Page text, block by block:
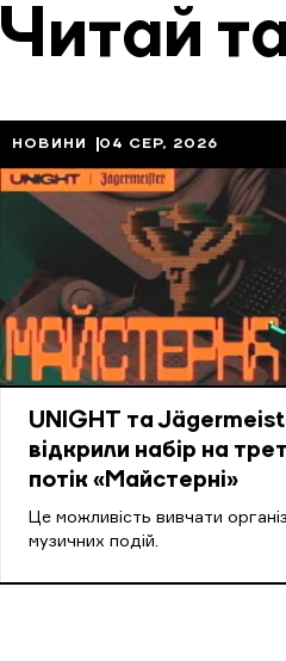
Читай
НОВИНИ 04 СЕР, 2026
UNIGHT та
відкрили набір на
потік «Майстерні»
Це можливість вивчати
музичних подій.